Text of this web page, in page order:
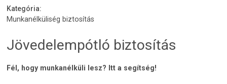
Kategória:
Munkanélküliség biztosítás
Jövedelempótló biztosítás
Fél, hogy munkanélküli lesz? Itt a segítség!